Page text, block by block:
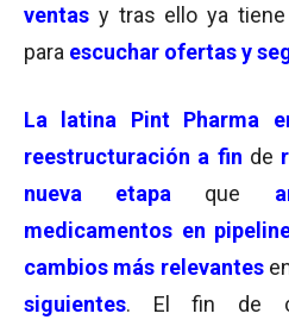
ventas y tras ello ya tiene
para escuchar ofertas y
La latina Pint Pharma
reestructuración a fin de
nueva etapa que
medicamentos en
cambios más relevantes
siguientes. El fin de